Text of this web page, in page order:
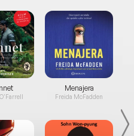
Menajera
Freida McFadden